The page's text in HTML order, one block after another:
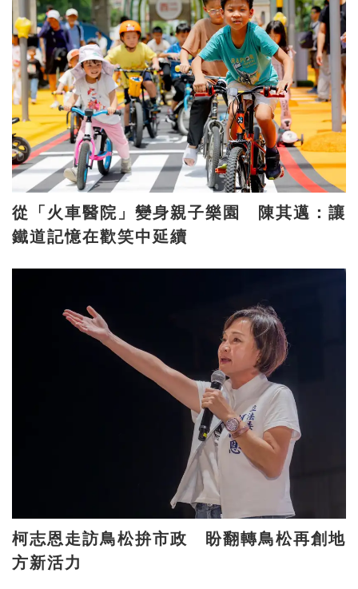
從「火車醫院」變身親子樂園 陳其邁：讓
鐵道記憶在歡笑中延續
柯志恩走訪鳥松拚市政 盼翻轉鳥松再創地
方新活力